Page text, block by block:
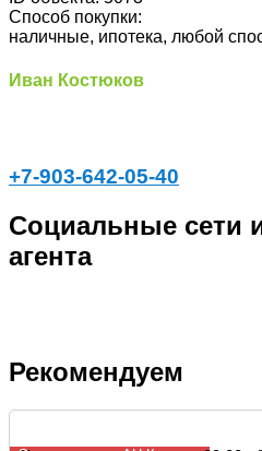
Способ покупки:
наличные, ипотека, любой
Иван Костюков
+7-903-642-05-40
Социальные сети
агента
Рекомендуем